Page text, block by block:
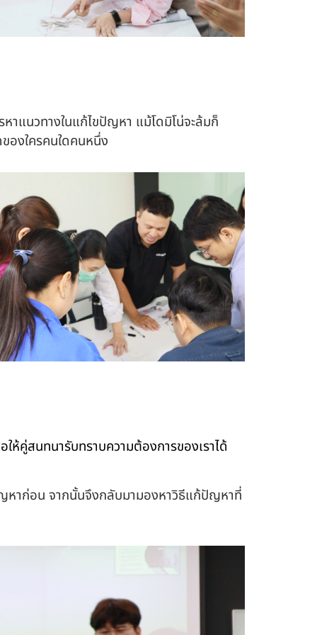
าแนวทางในแก้ไขปัญหา แม้โดมิโน่จะล้มก็
องใครคนใดคนหนึ่ง
ห้คู่สนทนารับทราบความต้องการของเราได้
หาก่อน จากนั้นจึงกลับมามองหาวิธีแก้ปัญหาที่